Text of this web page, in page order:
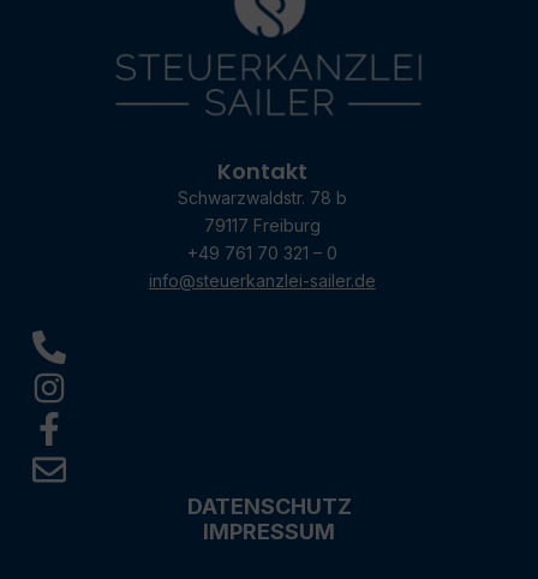
Kontakt
Schwarzwaldstr. 78 b
79117 Freiburg
+49 761 70 321 – 0
info@steuerkanzlei-sailer.de
DATENSCHUTZ
IMPRESSUM